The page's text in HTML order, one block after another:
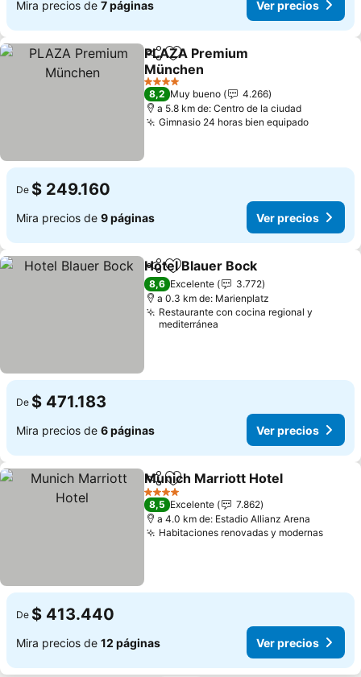
Mira precios de 7 páginas Ver precios
CompartirAgregar a favoritos
PLAZA Premium
München
4 Estrellas
8,2 Muy bueno
4.266
a 5.8 km de: Centro de la ciudad
Gimnasio 24 horas bien equipado
De $ 249.160
Mira precios de 9 páginas Ver precios
CompartirAgregar a favoritos
Hotel Blauer Bock
8,6 Excelente
3.772
a 0.3 km de: Marienplatz
Restaurante con cocina regional y
mediterránea
De $ 471.183
Mira precios de 6 páginas Ver precios
CompartirAgregar a favoritos
Munich Marriott Hotel
4 Estrellas
8,5 Excelente
7.862
a 4.0 km de: Estadio Allianz Arena
Habitaciones renovadas y modernas
De $ 413.440
Mira precios de 12 páginas Ver precios